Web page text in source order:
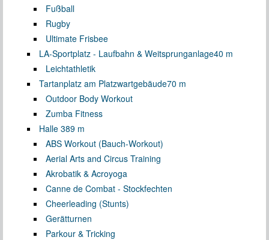
Fußball
Rugby
Ultimate Frisbee
LA-Sportplatz - Laufbahn & Weitsprunganlage40 m
Leichtathletik
Tartanplatz am Platzwartgebäude70 m
Outdoor Body Workout
Zumba Fitness
Halle 389 m
ABS Workout (Bauch-Workout)
Aerial Arts and Circus Training
Akrobatik & Acroyoga
Canne de Combat - Stockfechten
Cheerleading (Stunts)
Gerätturnen
Parkour & Tricking